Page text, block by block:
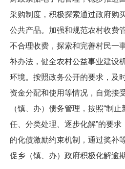
采购制度，积极探索通过政府购
公共产品。加强和规范农村收费
不合理收费，探索和完善村民一
补办法，健全农村公益事业建设
环境。按照政务公开的要求，及
资金分配和使用等情况，自觉接
（镇、办）债务管理，按照“制
任、分类处理、逐步化解”的要
的化债激励约束机制，通过奖补
促乡（镇、办）政府积极化解逾